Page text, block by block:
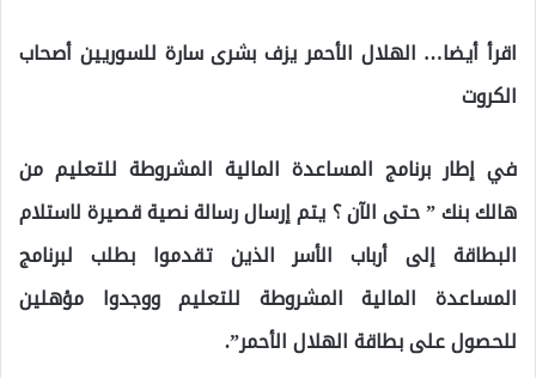
اقرأ أيضا… الهلال الأحمر يزف بشرى سارة للسوريين أصحاب
الكروت
في إطار برنامج المساعدة المالية المشروطة للتعليم من
هالك بنك ” حتى الآن ؟ يتم إرسال رسالة نصية قصيرة لاستلام
البطاقة إلى أرباب الأسر الذين تقدموا بطلب لبرنامج
المساعدة المالية المشروطة للتعليم ووجدوا مؤهلين
للحصول على بطاقة الهلال الأحمر”.